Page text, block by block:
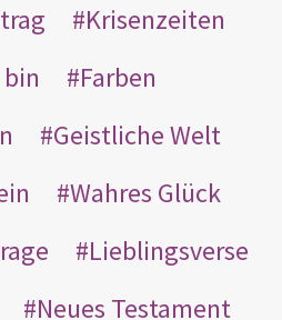
Krisenzeiten
Farben
Geistliche Welt
Wahres Glück
Lieblingsverse
Neues Testament